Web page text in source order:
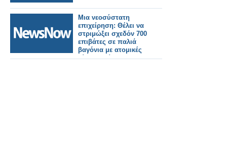
Μια νεοσύστατη
επιχείρηση: Θέλει να
στριμώξει σχεδόν 700
επιβάτες σε παλιά
βαγόνια με ατομικές
μίνι καμπίνες για να